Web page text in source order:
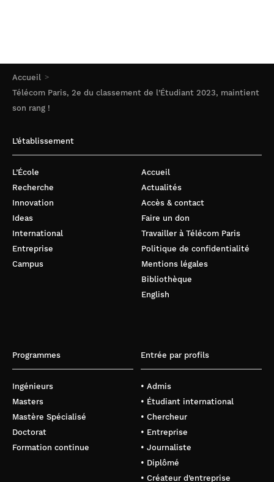
Accueil
Télécom Paris, 2e du classement de l’Étudiant 2023, maintient
son rang !
L’établissement
L’École
Recherche
Innovation
Ideas
International
Entreprise
Campus
Accueil
Actualités
Accès & contact
Faire un don
Travailler à Télécom Paris
Politique de confidentialité
Mentions légales
Bibliothèque
English
Programmes
Ingénieurs
Masters
Mastère Spécialisé
Doctorat
Formation continue
Entrée par profils
• Admis
• Étudiant international
• Chercheur
• Entreprise
• Journaliste
• Diplômé
• Créateur d’entreprise